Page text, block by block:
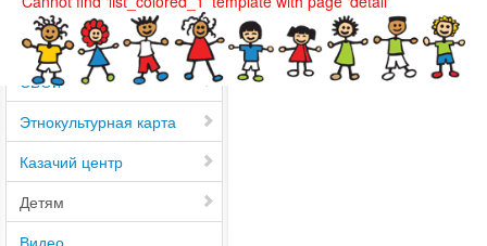
Новости
СВОи
Этнокультурная карта
Казачий центр
Детям
Видео